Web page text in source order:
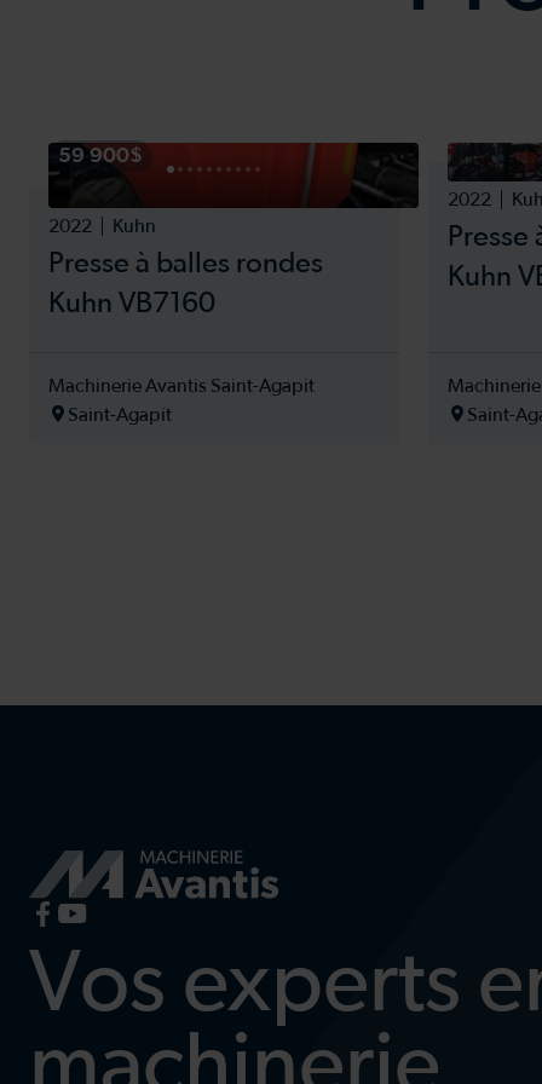
59 900$
2022 Kuhn
Presse à balles rondes
Kuhn VB7160
Machinerie Avantis Saint-Agapit
Saint-Agapit
2022
Presse
Kuhn
Saint-
Vos experts
machinerie